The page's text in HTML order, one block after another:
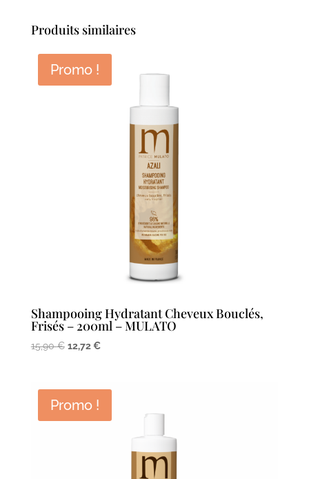
Produits similaires
Promo !
Shampooing Hydratant Cheveux Bouclés,
Frisés – 200ml – MULATO
15,90€ Le
était :
15,90 €.
12,72€Le
est :
Promo !